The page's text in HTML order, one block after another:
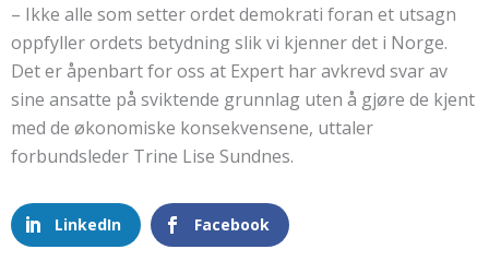
– Ikke alle som setter ordet demokrati foran et utsagn
oppfyller ordets betydning slik vi kjenner det i Norge.
Det er åpenbart for oss at Expert har avkrevd svar av
sine ansatte på sviktende grunnlag uten å gjøre de kjent
med de økonomiske konsekvensene, uttaler
forbundsleder Trine Lise Sundnes.
LinkedIn Facebook